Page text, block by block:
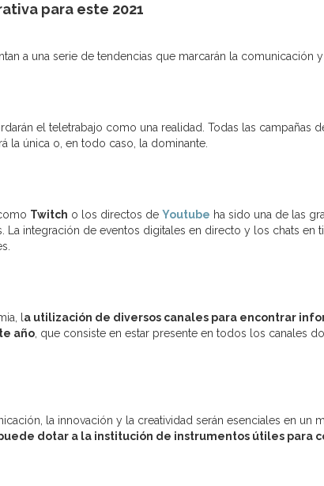
para este 2021
a una serie de tendencias que marcarán la comunicación
el teletrabajo como una realidad. Todas las
la única o, en todo caso, la dominante.
Twitch o los directos de Youtube ha sido una de las
La integración de eventos digitales en directo y los chats
l a utilización de diversos canales para encontrar
año , que consiste en estar presente en todos los canales
la innovación y la creatividad serán esenciales en un
dotar a la institución de instrumentos útiles para